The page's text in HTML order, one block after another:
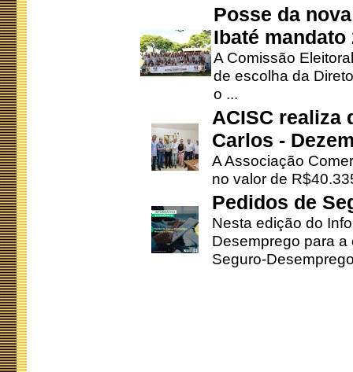
Posse da
Ibaté mandato
A Comissão
de escolha da
o ...
ACISC realiza
Carlos -
A Associação
no valor de
Pedidos de
Nesta edição do
Desemprego para
Seguro-